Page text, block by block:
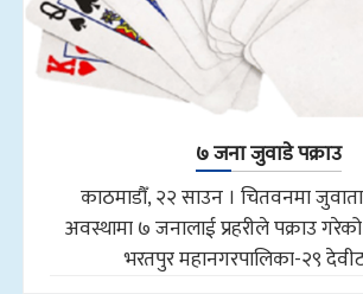
७ जना जुवाडे पक्राउ
काठमाडौँ, २२ साउन । चितवनमा
अवस्थामा ७ जनालाई प्रहरीले पक्राउ
भरतपुर महानगरपालिका-२९